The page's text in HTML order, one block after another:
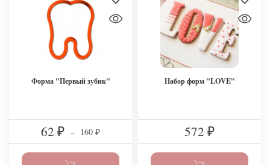
Форма "Первый зубик"
62 ₽ – 160 ₽
Набор форм "LOVE"
572 ₽